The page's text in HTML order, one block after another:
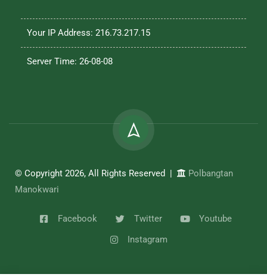
Your IP Address: 216.73.217.15
Server Time: 26-08-08
© Copyright 2026, All Rights Reserved |
Polbangtan
Manokwari
Facebook Twitter
Youtube
Instagram